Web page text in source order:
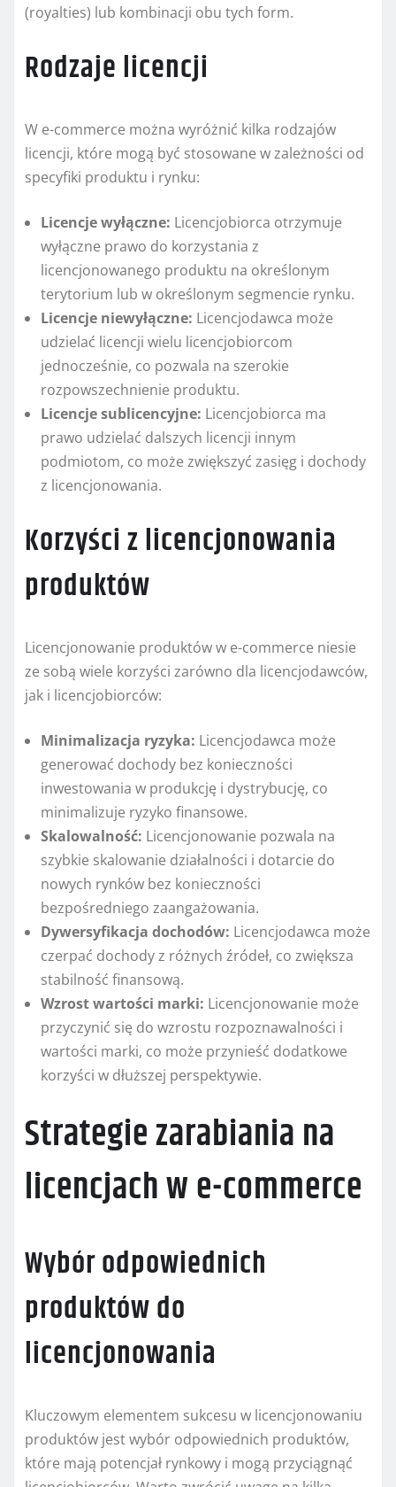
(royalties) lub kombinacji obu tych form.
Rodzaje licencji
W e-commerce można wyróżnić kilka rodzajów
licencji, które mogą być stosowane w zależności od
specyfiki produktu i rynku:
Licencje wyłączne: Licencjobiorca otrzymuje
wyłączne prawo do korzystania z
licencjonowanego produktu na określonym
terytorium lub w określonym segmencie rynku.
Licencje niewyłączne: Licencjodawca może
udzielać licencji wielu licencjobiorcom
jednocześnie, co pozwala na szerokie
rozpowszechnienie produktu.
Licencje sublicencyjne: Licencjobiorca ma
prawo udzielać dalszych licencji innym
podmiotom, co może zwiększyć zasięg i dochody
z licencjonowania.
Korzyści z licencjonowania
produktów
Licencjonowanie produktów w e-commerce niesie
ze sobą wiele korzyści zarówno dla licencjodawców,
jak i licencjobiorców:
Minimalizacja ryzyka: Licencjodawca może
generować dochody bez konieczności
inwestowania w produkcję i dystrybucję, co
minimalizuje ryzyko finansowe.
Skalowalność: Licencjonowanie pozwala na
szybkie skalowanie działalności i dotarcie do
nowych rynków bez konieczności
bezpośredniego zaangażowania.
Dywersyfikacja dochodów: Licencjodawca może
czerpać dochody z różnych źródeł, co zwiększa
stabilność finansową.
Wzrost wartości marki: Licencjonowanie może
przyczynić się do wzrostu rozpoznawalności i
wartości marki, co może przynieść dodatkowe
korzyści w dłuższej perspektywie.
Strategie zarabiania na
licencjach w e-commerce
Wybór odpowiednich
produktów do
licencjonowania
Kluczowym elementem sukcesu w licencjonowaniu
produktów jest wybór odpowiednich produktów,
które mają potencjał rynkowy i mogą przyciągnąć